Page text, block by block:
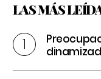
LAS MÁS